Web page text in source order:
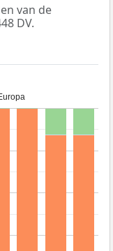
van de
DV.